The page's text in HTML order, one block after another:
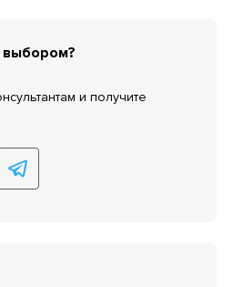
выбором?
и получите